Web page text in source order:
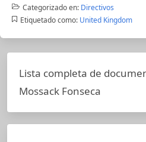
Categorizado en: Directivos
Etiquetado como: United Kingdom
Lista completa de
Mossack Fonseca